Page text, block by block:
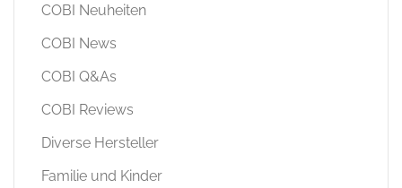
COBI Neuheiten
COBI News
COBI Q&As
COBI Reviews
Diverse Hersteller
Familie und Kinder